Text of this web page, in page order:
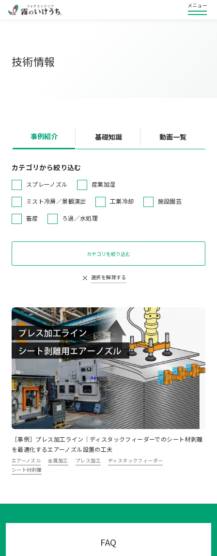
メニュー
技術情報
事例紹介 基礎知識 動画一覧
カテゴリから絞り込む
スプレーノズル 産業加湿
ミスト冷房／景観演出 工業冷却 施設園芸
畜産 ろ過／水処理
カテゴリを絞り込む
選択を解除する
［事例］プレス加工ライン｜ディスタックフィーダーでのシート材剥離
を最適化するエアーノズル設置の工夫
エアーノズル 金属加工 プレス加工
ディスタックフィーダー
シート材剥離
FAQ